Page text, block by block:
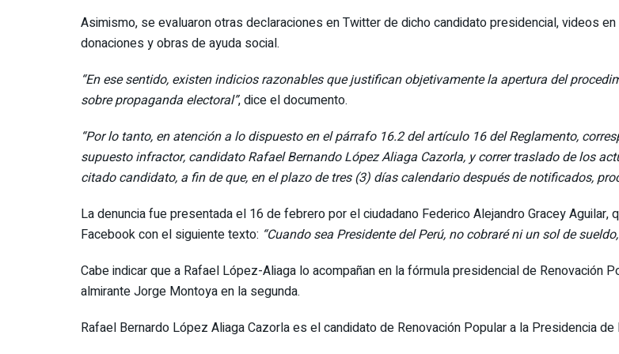
Asimismo, se evaluaron otras declaraciones en Twitter de dicho candidato presidencial, videos
donaciones y obras de ayuda social.
“En ese sentido, existen indicios razonables que justifican objetivamente la apertura del
sobre propaganda electoral”, dice el documento.
“Por lo tanto, en atención a lo dispuesto en el párrafo 16.2 del artículo 16 del Reglamento,
supuesto infractor, candidato Rafael Bernando López Aliaga Cazorla, y correr traslado de los
citado candidato, a fin de que, en el plazo de tres (3) días calendario después de notificados,
La denuncia fue presentada el 16 de febrero por el ciudadano Federico Alejandro Gracey
Facebook con el siguiente texto: “Cuando sea Presidente del Perú, no cobraré ni un sol de
Cabe indicar que a Rafael López-Aliaga lo acompañan en la fórmula presidencial de Renovación
almirante Jorge Montoya en la segunda.
Rafael Bernardo López Aliaga Cazorla es el candidato de Renovación Popular a la Presidencia